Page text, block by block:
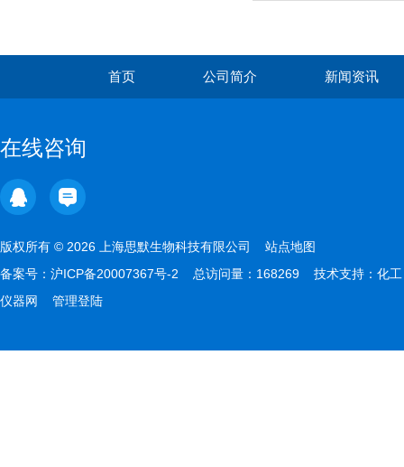
首页 公司简介 新闻资讯
在线咨询
版权所有 © 2026 上海思默生物科技有限公司 站点地图
备案号： 沪ICP备20007367号-2 总访问量：168269 技术支持： 化工
仪器网
管理登陆